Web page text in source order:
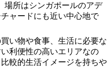
場所はシンガポールのアデ
ャードにも近い中心地で
い物や食事、生活に必要な
利便性の高いエリアなの
較的生活イメージを持ちや